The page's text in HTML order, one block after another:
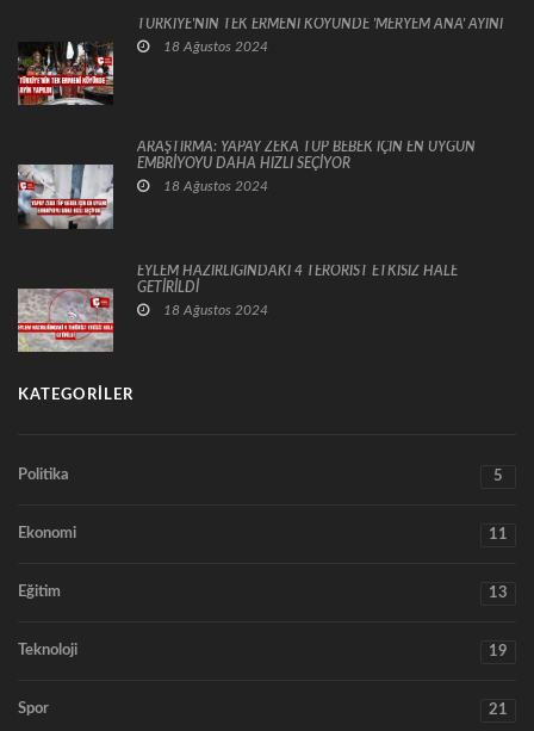
TÜRKİYE'NİN TEK ERMENİ KÖYÜNDE 'MERYEM ANA' AYİNİ
18 Ağustos 2024
ARAŞTIRMA: YAPAY ZEKA TÜP BEBEK İÇİN EN UYGUN
EMBRİYOYU DAHA HIZLI SEÇİYOR
18 Ağustos 2024
EYLEM HAZIRLIĞINDAKİ 4 TERÖRİST ETKİSİZ HALE
GETİRİLDİ
18 Ağustos 2024
KATEGORILER
Politika 5
Ekonomi 11
Eğitim 13
Teknoloji 19
Spor 21